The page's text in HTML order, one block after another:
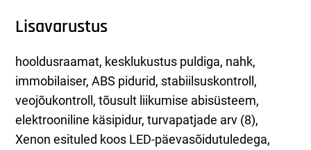
Lisavarustus
hooldusraamat, kesklukustus puldiga, nahk,
immobilaiser, ABS pidurid, stabiilsuskontroll,
veojõukontroll, tõusult liikumise abisüsteem,
elektrooniline käsipidur, turvapatjade arv (8),
Xenon esituled koos LED-päevasõidutuledega,